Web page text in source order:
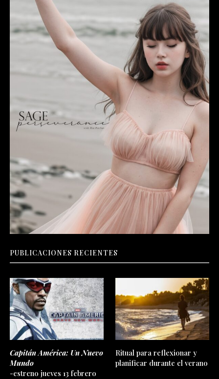
PUBLICACIONES RECIENTES
Capitán América: Un Nuevo
Mundo
-estreno jueves 13 febrero
Ritual para reflexionar y
planificar durante el verano